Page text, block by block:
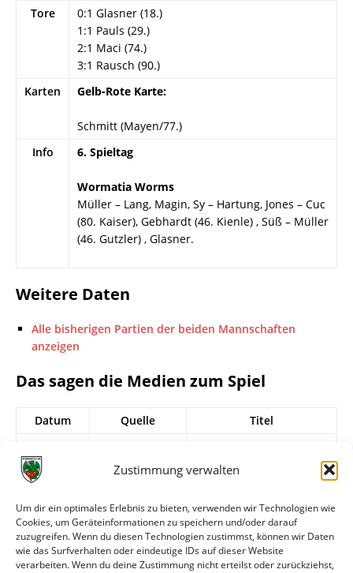
Zustimmung verwalten
Um dir ein optimales Erlebnis zu bieten, verwenden wir Technologien wie
Cookies, um Geräteinformationen zu speichern und/oder darauf
zuzugreifen. Wenn du diesen Technologien zustimmst, können wir Daten
wie das Surfverhalten oder eindeutige IDs auf dieser Website
verarbeiten. Wenn du deine Zustimmung nicht erteilst oder zurückziehst,
Tore
0:1 Glasner (18.)
1:1 Pauls (29.)
2:1 Maci (74.)
3:1 Rausch (90.)
Karten
Gelb-Rote Karte:
Schmitt (Mayen/77.)
Info
6. Spieltag
Wormatia Worms
Müller – Lang, Magin, Sy – Hartung, Jones – Cuc
(80. Kaiser), Gebhardt (46. Kienle) , Süß – Müller
(46. Gutzler) , Glasner.
Weitere Daten
Alle bisherigen Partien der beiden Mannschaften
anzeigen
Das sagen die Medien zum Spiel
Datum Quelle
Titel
Zeitung
Rückfall in die
07.09.2006
Mannheimer
Morgen
Wormatia verliert in
Mayen mit 1:3
07.09.2006
Rhein-Neckar-
Web
Bittere Niederlage für
Wormatia Worms